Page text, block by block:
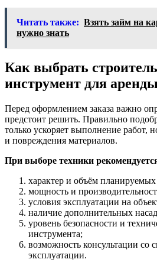
Читать также: Взять займ на
нужно знать
Как выбрать
инструмент для аренды
Перед оформлением заказа важно
предстоит решить. Правильно
только ускоряет выполнение работ,
и повреждения материалов.
При выборе техники
характер и объём планируемых
мощность и
условия эксплуатации на
наличие дополнительных
уровень безопасности и
инструмента;
возможность консультации со
эксплуатации.